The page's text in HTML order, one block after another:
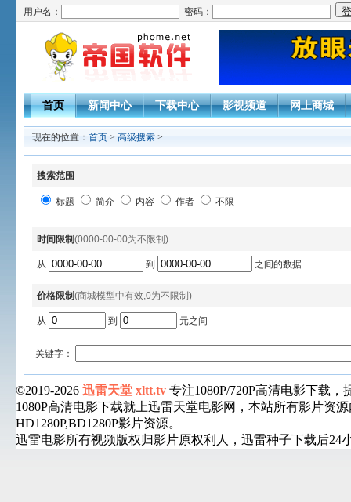
用户名： 密码：
首页 新闻中心 下载中心 影视频道 网上商城
现在的位置： 首页 > 高级搜索 >
搜索范围
标题 简介 内容 作者 不限
时间限制(0000-00-00为不限制)
从 到 之间的数据
价格限制(商城模型中有效,0为不限制)
从 到 元之间
关键字：
©2019-2026 迅雷天堂 xltt.tv 专注1080P/720P高清电影下载
1080P高清电影下载就上迅雷天堂电影网，本站所有影片资
HD1280P,BD1280P影片资源。
迅雷电影所有视频版权归影片原权利人，迅雷种子下载后